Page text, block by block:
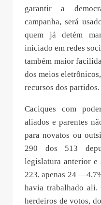
garantir a
campanha, será
quem já detém
iniciado em redes
também maior
dos meios
recursos dos partidos.
Caciques com
aliados e parentes
para novatos ou
290 dos 513
legislatura anterior e
223, apenas 24
havia trabalhado ali.
herdeiros de votos,